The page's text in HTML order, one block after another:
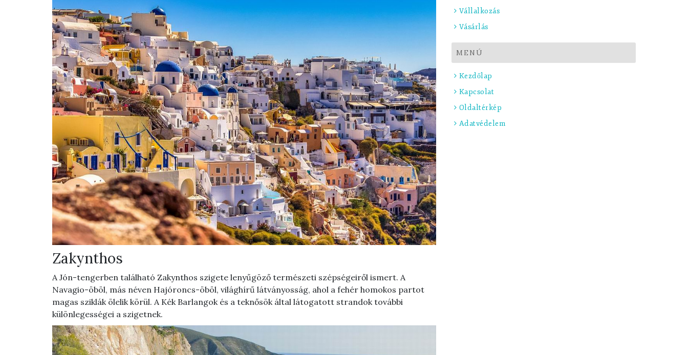
Zakynthos
A Jón-tengerben található Zakynthos szigete lenyűgöző természeti szépségeiről ismert. A
Navagio-öböl, más néven Hajóroncs-öböl, világhírű látványosság, ahol a fehér homokos partot
magas sziklák ölelik körül. A Kék Barlangok és a teknősök által látogatott strandok további
különlegességei a szigetnek.
Vállalkozás
Vásárlás
MENÚ
Kezdőlap
Kapcsolat
Oldaltérkép
Adatvédelem